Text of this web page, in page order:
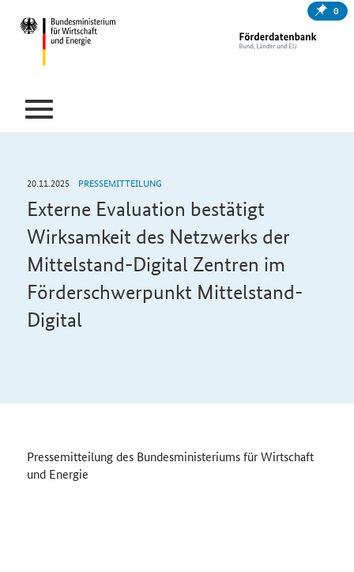
0
20.11.2025 PRESSEMITTEILUNG
Externe Evaluation bestätigt
Wirksamkeit des Netzwerks der
Mittelstand-Digital Zentren im
Förderschwerpunkt Mittelstand-
Digital
Pressemitteilung des Bundesministeriums für Wirtschaft
und Energie